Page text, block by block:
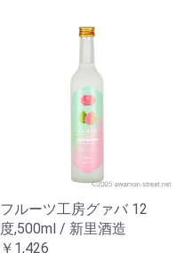
フルーツ工房グァバ 12
度,500ml / 新里酒造
￥1,426